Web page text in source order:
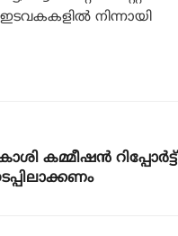
നിന്നായി
കമ്മീഷൻ റിപ്പോർട്ട്